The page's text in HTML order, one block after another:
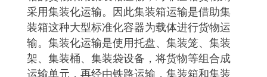
采用集装化运输。因此集装箱运输是借助集
装箱这种大型标准化容器为载体进行货物运
输。集装化运输是使用托盘、集装笼、集装
架、集装桶、集装袋设备，将货物等组合成
运输单元，再经由铁路运输，集装箱和集装